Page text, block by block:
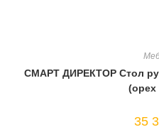
СМАРТ ДИРЕКТОР Стол
(орех
35